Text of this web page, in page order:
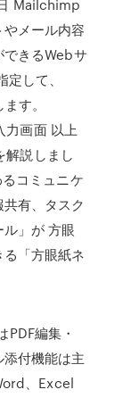
Mailchimp
メール内容
できるWebサ
して、
す。
力画面 以上
説しまし
コミュニケ
有、タスク
」が 方眼
「方眼紙ネ
編集・
付機能は主
、Excel